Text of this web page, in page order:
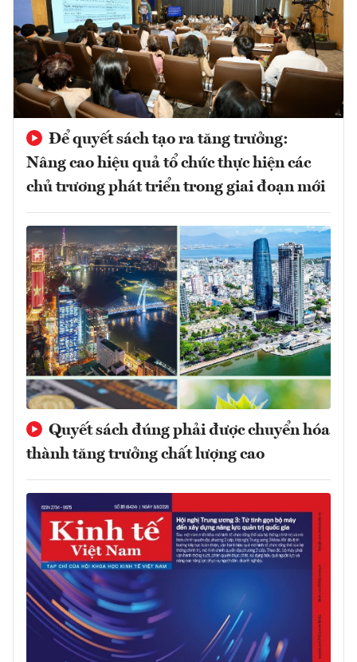
Để quyết sách tạo ra tăng trưởng:
Nâng cao hiệu quả tổ chức thực hiện các
chủ trương phát triển trong giai đoạn mới
Quyết sách đúng phải được chuyển hóa
thành tăng trưởng chất lượng cao